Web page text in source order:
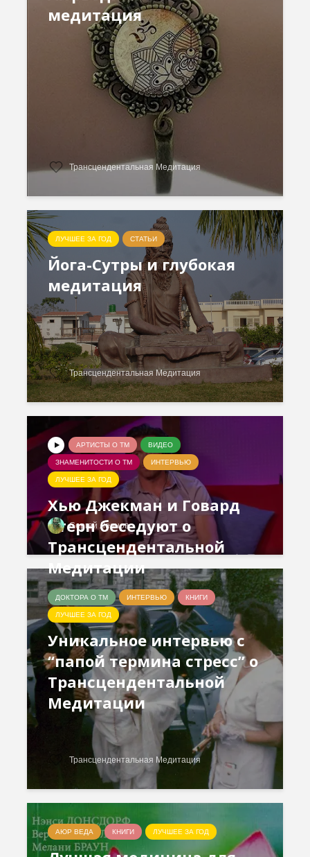
медитация
Трансцендентальная Медитация
ЛУЧШЕЕ ЗА ГОД СТАТЬИ
Йога-Сутры и глубокая
медитация
Трансцендентальная Медитация
АРТИСТЫ О ТМ ВИДЕО
ЗНАМЕНИТОСТИ О ТМ ИНТЕРВЬЮ
ЛУЧШЕЕ ЗА ГОД
Хью Джекман и Говард
Стерн беседуют о
Трансцендентальной
Медитации
Сергей Леонов
ДОКТОРА О ТМ ИНТЕРВЬЮ КНИГИ
ЛУЧШЕЕ ЗА ГОД
Уникальное интервью с
“папой термина стресс” о
Трансцендентальной
Медитации
Трансцендентальная Медитация
АЮР ВЕДА КНИГИ ЛУЧШЕЕ ЗА ГОД